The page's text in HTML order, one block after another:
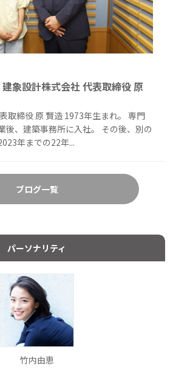
象設計株式会社 代表取締役 原
取締役 原 賢造 1973年生まれ。 専門
後、建築事務所に入社。 その後、別の
年までの22年...
ブログ一覧
パーソナリティ
竹内由恵